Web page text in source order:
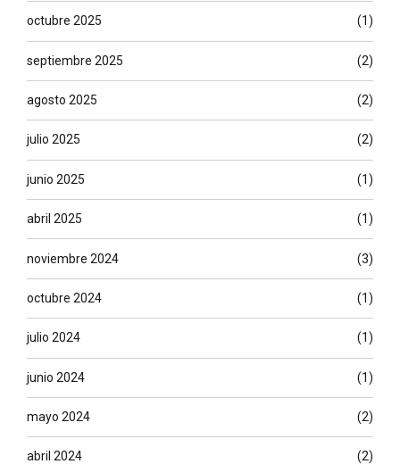
octubre 2025 (1)
septiembre 2025 (2)
agosto 2025 (2)
julio 2025 (2)
junio 2025 (1)
abril 2025 (1)
noviembre 2024 (3)
octubre 2024 (1)
julio 2024 (1)
junio 2024 (1)
mayo 2024 (2)
abril 2024 (2)